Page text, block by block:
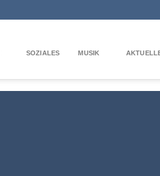
SOZIALES MUSIK AKTUELLES